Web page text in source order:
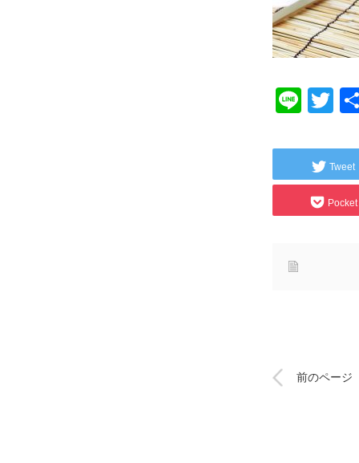
Line
Tweet
Pocket
前のページ